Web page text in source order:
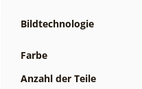
Bildtechnologie
Farbe
Anzahl der Teile